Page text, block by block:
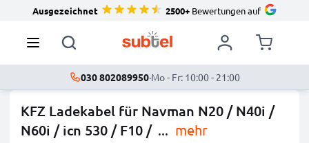
Ausgezeichnet 2500+Bewertungen auf
030 802089950·Mo - Fr: 10:00 - 21:00
KFZ Ladekabel für Navman N20 / N40i /
N60i / icn 530 / F10 / ... mehr